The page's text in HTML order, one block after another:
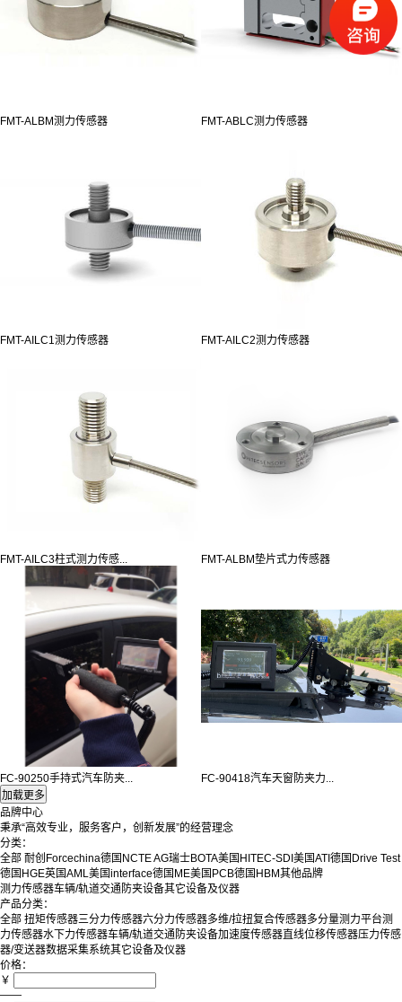
FMT-ALBM测力传感器 FMT-ABLC测力传感器
FMT-AILC1测力传感器 FMT-AILC2测力传感器
FMT-AILC3柱式测力传感... FMT-ALBM垫片式力传感器
FC-90250手持式汽车防夹... FC-90418汽车天窗防夹力...
品牌中心
秉承“高效专业，服务客户，创新发展”的经营理念
分类：
全部 耐创Forcechina德国NCTE AG瑞士BOTA美国HITEC-SDI 美国ATI 德国Drive Test
德国HGE英国AML美国interface德国ME美国PCB德国HBM其他品牌
测力传感器车辆/轨道交通防夹设备其它设备及仪器
产品分类：
全部 扭矩传感器三分力传感器六分力传感器多维/拉扭复合传感器多分量测力平台测
力传感器水下力传感器车辆/轨道交通防夹设备加速度传感器直线位移传感器压力传感
器/变送器数据采集系统其它设备及仪器
价格：
￥
——